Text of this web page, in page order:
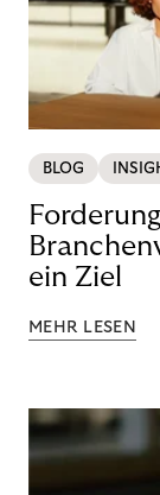
BLOG
ein Ziel
MEHR LESEN